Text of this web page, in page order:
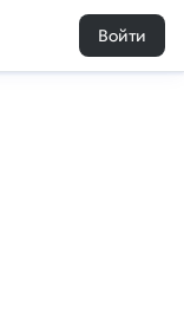
Войти
89 0